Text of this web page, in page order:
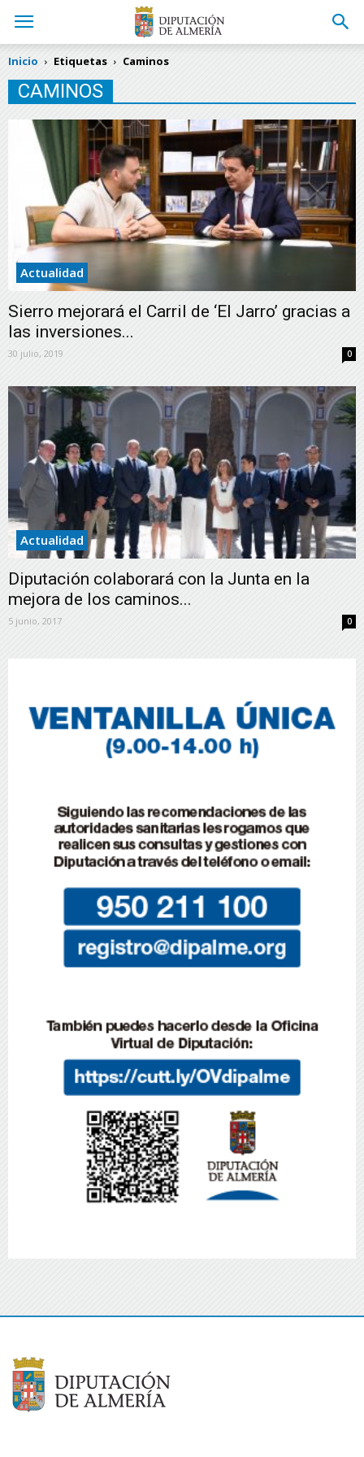
Inicio Etiquetas Caminos
CAMINOS
Actualidad
Sierro mejorará el Carril de ‘El Jarro’ gracias a
las inversiones...
30 julio, 2019 0
Actualidad
Diputación colaborará con la Junta en la
mejora de los caminos...
5 junio, 2017 0